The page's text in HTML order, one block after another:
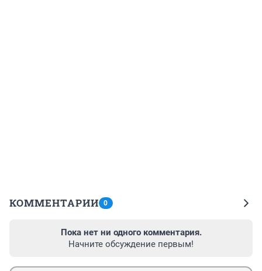
КОММЕНТАРИИ 0
Пока нет ни одного комментария.
Начните обсуждение первым!